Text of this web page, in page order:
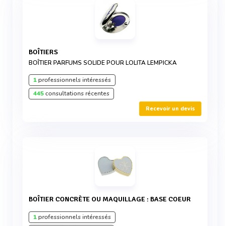
BOÎTIERS
BOÎTIER PARFUMS SOLIDE POUR LOLITA LEMPICKA
1professionnels intéressés
445consultations récentes
Recevoir un devis
BOÎTIER CONCRÈTE OU MAQUILLAGE : BASE COEUR
1professionnels intéressés